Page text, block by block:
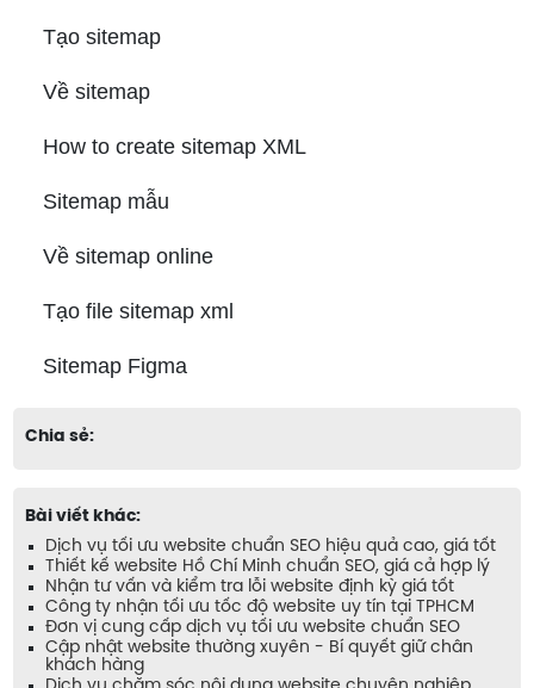
Tạo sitemap
Về sitemap
How to create sitemap XML
Sitemap mẫu
Về sitemap online
Tạo file sitemap xml
Sitemap Figma
Chia sẻ:
Bài viết khác:
Dịch vụ tối ưu website chuẩn SEO hiệu quả cao, giá tốt
Thiết kế website Hồ Chí Minh chuẩn SEO, giá cả hợp lý
Nhận tư vấn và kiểm tra lỗi website định kỳ giá tốt
Công ty nhận tối ưu tốc độ website uy tín tại TPHCM
Đơn vị cung cấp dịch vụ tối ưu website chuẩn SEO
Cập nhật website thường xuyên - Bí quyết giữ chân
khách hàng